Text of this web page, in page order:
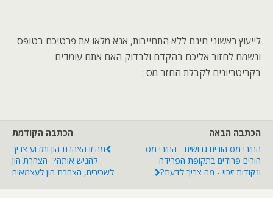
לייעוץ ראשוני חינם ללא התחייבות, אנא מלאו את פרטיכם בטופס
ונשמח לחזור אליכם בהקדם ולבדוק האם אתם עומדים
בקריטריונים לקבלת החזר מס :
הכתבה הקודמת
מה זו הצהרת הון ומדוע צריך
להגיש אותה? הצהרת הון
לשכירים, הצהרת הון לעצמאים
הכתבה הבאה
החזרי מס הורים גרושים - החזרי מס
הורים פרודים בתקופת הפרידה
ונקודות זיכוי - מה צריך לדעת?